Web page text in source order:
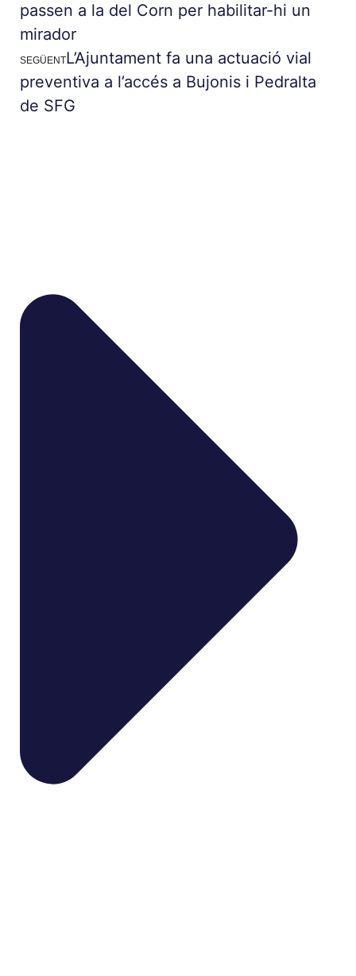
passen a la del Corn per habilitar-hi un
mirador
SEGÜENTL’Ajuntament fa una actuació vial
preventiva a l’accés a Bujonis i Pedralta
de SFG